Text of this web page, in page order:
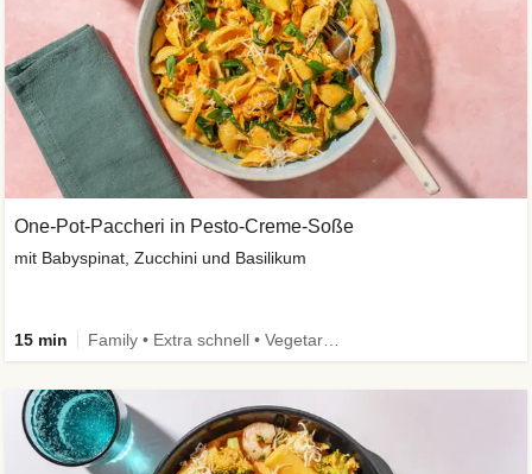
One-Pot-Paccheri in Pesto-Creme-Soße
mit Babyspinat, Zucchini und Basilikum
15 min